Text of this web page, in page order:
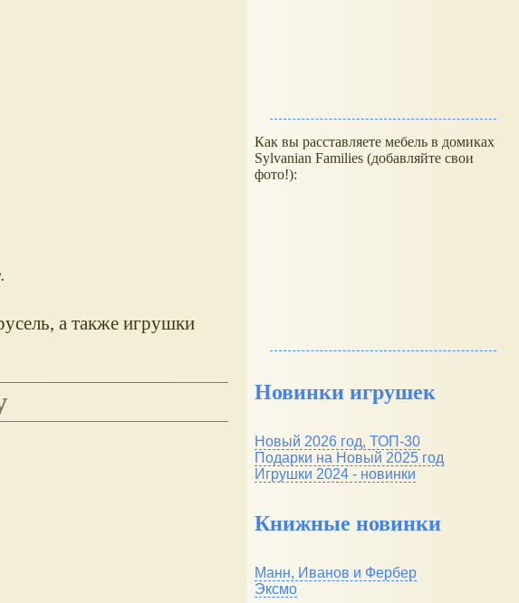
а также игрушки
Как вы расставляете мебель в домиках
Sylvanian Families (добавляйте свои
фото!):
Новинки игрушек
Новый 2026 год, ТОП-30
Подарки на Новый 2025 год
Игрушки 2024 - новинки
Книжные новинки
Манн, Иванов и Фербер
Эксмо